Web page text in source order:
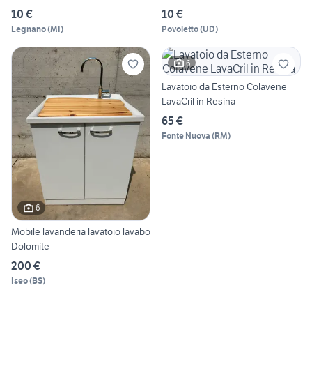
10 €
Legnano(MI)
10 €
Povoletto(UD)
6
Mobile lavanderia lavatoio lavabo
Dolomite
200 €
Iseo(BS)
6
Lavatoio da Esterno Colavene
LavaCril in Resina
65 €
Fonte Nuova (RM)